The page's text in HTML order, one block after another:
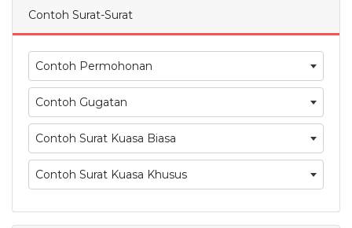
Contoh Surat-Surat
Contoh Permohonan
Contoh Gugatan
Contoh Surat Kuasa Biasa
Contoh Surat Kuasa Khusus